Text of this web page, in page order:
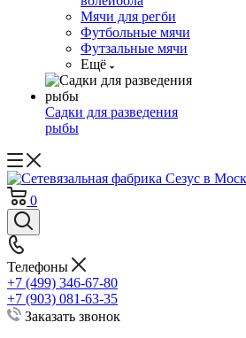
Мячи для регби
Футбольные мячи
Футзальные мячи
Ещё
Садки для разведения
рыбы
0
Телефоны
+7 (499) 346-67-80
+7 (903) 081-63-35
Заказать звонок